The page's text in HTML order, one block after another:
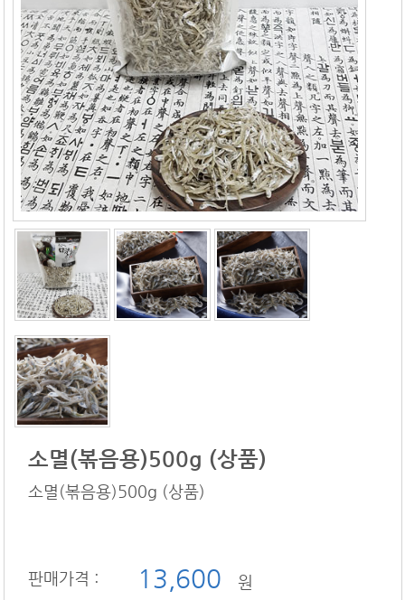
소멸(볶음용)500g (상품)
소멸(볶음용)500g (상품)
판매가격 : 13,600
원